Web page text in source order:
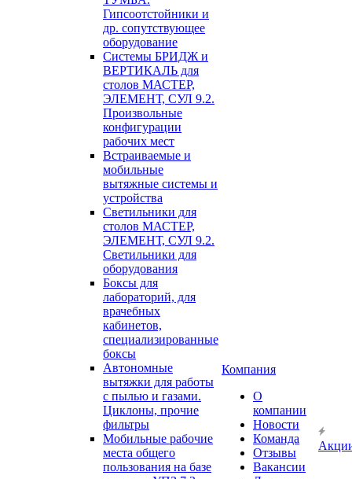
Гипсоотстойники и
др. сопутствующее
оборудование
Системы БРИДЖ и
ВЕРТИКАЛЬ для
столов МАСТЕР,
ЭЛЕМЕНТ, СУЛ 9.2.
Произвольные
конфигурации
рабочих мест
Встраиваемые и
мобильные
вытяжные системы и
устройства
Светильники для
столов МАСТЕР,
ЭЛЕМЕНТ, СУЛ 9.2.
Светильники для
оборудования
Боксы для
лабораторий, для
врачебных
кабинетов,
специализированные
боксы
Автономные
вытяжки для работы
с пылью и газами.
Циклоны, прочие
фильтры
Мобильные рабочие
места общего
пользования на базе
Компания
О
компании
Новости
Команда
Отзывы
Вакансии